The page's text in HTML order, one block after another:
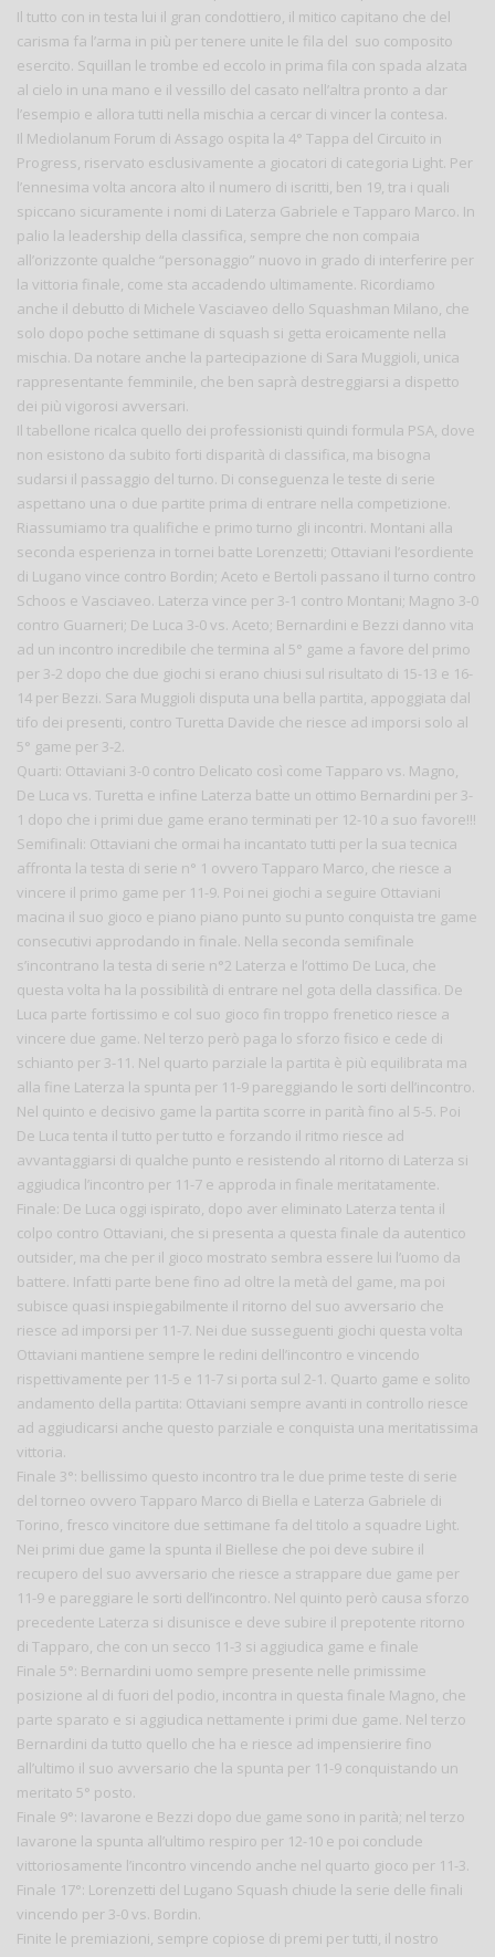
Il tutto con in testa lui il gran condottiero, il mitico capitano che del
carisma fa l’arma in più per tenere unite le fila del suo composito
esercito. Squillan le trombe ed eccolo in prima fila con spada alzata
al cielo in una mano e il vessillo del casato nell’altra pronto a dar
l’esempio e allora tutti nella mischia a cercar di vincer la contesa.
Il Mediolanum Forum di Assago ospita la 4° Tappa del Circuito in
Progress, riservato esclusivamente a giocatori di categoria Light. Per
l’ennesima volta ancora alto il numero di iscritti, ben 19, tra i quali
spiccano sicuramente i nomi di Laterza Gabriele e Tapparo Marco. In
palio la leadership della classifica, sempre che non compaia
all’orizzonte qualche “personaggio” nuovo in grado di interferire per
la vittoria finale, come sta accadendo ultimamente. Ricordiamo
anche il debutto di Michele Vasciaveo dello Squashman Milano, che
solo dopo poche settimane di squash si getta eroicamente nella
mischia. Da notare anche la partecipazione di Sara Muggioli, unica
rappresentante femminile, che ben saprà destreggiarsi a dispetto
dei più vigorosi avversari.
Il tabellone ricalca quello dei professionisti quindi formula PSA, dove
non esistono da subito forti disparità di classifica, ma bisogna
sudarsi il passaggio del turno. Di conseguenza le teste di serie
aspettano una o due partite prima di entrare nella competizione.
Riassumiamo tra qualifiche e primo turno gli incontri. Montani alla
seconda esperienza in tornei batte Lorenzetti; Ottaviani l’esordiente
di Lugano vince contro Bordin; Aceto e Bertoli passano il turno contro
Schoos e Vasciaveo. Laterza vince per 3-1 contro Montani; Magno 3-0
contro Guarneri; De Luca 3-0 vs. Aceto; Bernardini e Bezzi danno vita
ad un incontro incredibile che termina al 5° game a favore del primo
per 3-2 dopo che due giochi si erano chiusi sul risultato di 15-13 e 16-
14 per Bezzi. Sara Muggioli disputa una bella partita, appoggiata dal
tifo dei presenti, contro Turetta Davide che riesce ad imporsi solo al
5° game per 3-2.
Quarti: Ottaviani 3-0 contro Delicato così come Tapparo vs. Magno,
De Luca vs. Turetta e infine Laterza batte un ottimo Bernardini per 3-
1 dopo che i primi due game erano terminati per 12-10 a suo favore!!!
Semifinali: Ottaviani che ormai ha incantato tutti per la sua tecnica
affronta la testa di serie n° 1 ovvero Tapparo Marco, che riesce a
vincere il primo game per 11-9. Poi nei giochi a seguire Ottaviani
macina il suo gioco e piano piano punto su punto conquista tre game
consecutivi approdando in finale. Nella seconda semifinale
s’incontrano la testa di serie n°2 Laterza e l’ottimo De Luca, che
questa volta ha la possibilità di entrare nel gota della classifica. De
Luca parte fortissimo e col suo gioco fin troppo frenetico riesce a
vincere due game. Nel terzo però paga lo sforzo fisico e cede di
schianto per 3-11. Nel quarto parziale la partita è più equilibrata ma
alla fine Laterza la spunta per 11-9 pareggiando le sorti dell’incontro.
Nel quinto e decisivo game la partita scorre in parità fino al 5-5. Poi
De Luca tenta il tutto per tutto e forzando il ritmo riesce ad
avvantaggiarsi di qualche punto e resistendo al ritorno di Laterza si
aggiudica l’incontro per 11-7 e approda in finale meritatamente.
Finale: De Luca oggi ispirato, dopo aver eliminato Laterza tenta il
colpo contro Ottaviani, che si presenta a questa finale da autentico
outsider, ma che per il gioco mostrato sembra essere lui l’uomo da
battere. Infatti parte bene fino ad oltre la metà del game, ma poi
subisce quasi inspiegabilmente il ritorno del suo avversario che
riesce ad imporsi per 11-7. Nei due susseguenti giochi questa volta
Ottaviani mantiene sempre le redini dell’incontro e vincendo
rispettivamente per 11-5 e 11-7 si porta sul 2-1. Quarto game e solito
andamento della partita: Ottaviani sempre avanti in controllo riesce
ad aggiudicarsi anche questo parziale e conquista una meritatissima
vittoria.
Finale 3°: bellissimo questo incontro tra le due prime teste di serie
del torneo ovvero Tapparo Marco di Biella e Laterza Gabriele di
Torino, fresco vincitore due settimane fa del titolo a squadre Light.
Nei primi due game la spunta il Biellese che poi deve subire il
recupero del suo avversario che riesce a strappare due game per
11-9 e pareggiare le sorti dell’incontro. Nel quinto però causa sforzo
precedente Laterza si disunisce e deve subire il prepotente ritorno
di Tapparo, che con un secco 11-3 si aggiudica game e finale
Finale 5°: Bernardini uomo sempre presente nelle primissime
posizione al di fuori del podio, incontra in questa finale Magno, che
parte sparato e si aggiudica nettamente i primi due game. Nel terzo
Bernardini da tutto quello che ha e riesce ad impensierire fino
all’ultimo il suo avversario che la spunta per 11-9 conquistando un
meritato 5° posto.
Finale 9°: Iavarone e Bezzi dopo due game sono in parità; nel terzo
Iavarone la spunta all’ultimo respiro per 12-10 e poi conclude
vittoriosamente l’incontro vincendo anche nel quarto gioco per 11-3.
Finale 17°: Lorenzetti del Lugano Squash chiude la serie delle finali
vincendo per 3-0 vs. Bordin.
Finite le premiazioni, sempre copiose di premi per tutti, il nostro